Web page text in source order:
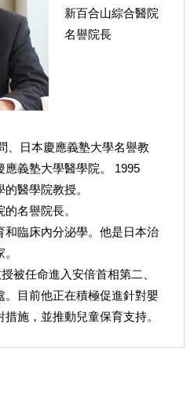
新百合山綜合醫院
名譽院長
、日本慶應義塾大學名譽教
義塾大學醫學院。 1995
醫學院教授。
名譽院長。
和臨床內分泌學。他是日本治
被任命進入安倍首相第二、
。目前他正在積極促進針對嬰
施，並推動兒童保育支持。